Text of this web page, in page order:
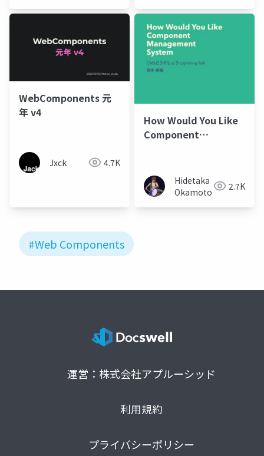
WebComponents 元
年 v4
Jxck 4.7K
How Would You Like
Component
Hidetaka
Okamoto
2.7K
#Web Components
運営：株式会社アプルーシッド
利用規約
プライバシーポリシー